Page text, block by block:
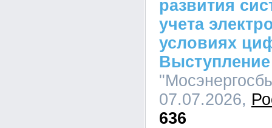
развития
учета
условиях
07.07.2026,
636